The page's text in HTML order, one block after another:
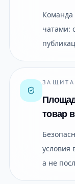
чатами:
товар
условия
а не